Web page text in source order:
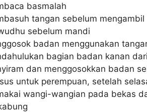
basmalah
tangan sebelum mengambil
sebelum mandi
badan menggunakan
bagian badan kanan
dan menggosokkan badan
untuk perempuan, setelah
wangi-wangian pada bekas